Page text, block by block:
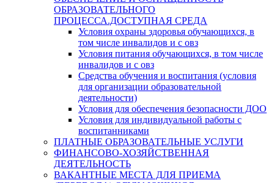
ОБРАЗОВАТЕЛЬНОГО
ПРОЦЕССА.ДОСТУПНАЯ СРЕДА
Условия охраны здоровья обучающихся, в
том числе инвалидов и с овз
Условия питания обучающихся, в том числе
инвалидов и с овз
Средства обучения и воспитания (условия
для организации образовательной
деятельности)
Условия для обеспечения безопасности ДОО
Условия для индивидуальной работы с
воспитанниками
ПЛАТНЫЕ ОБРАЗОВАТЕЛЬНЫЕ УСЛУГИ
ФИНАНСОВО-ХОЗЯЙСТВЕННАЯ
ДЕЯТЕЛЬНОСТЬ
ВАКАНТНЫЕ МЕСТА ДЛЯ ПРИЕМА